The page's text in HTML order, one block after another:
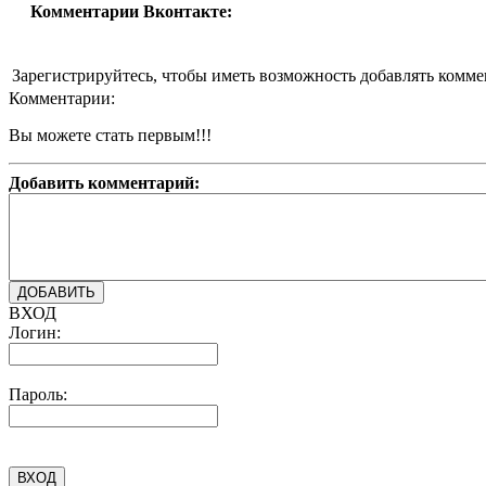
Комментарии Вконтакте:
Зарегистрируйтесь, чтобы иметь возможность добавлять
Комментарии:
Вы можете стать первым!!!
Добавить комментарий:
ВХОД
Логин:
Пароль: